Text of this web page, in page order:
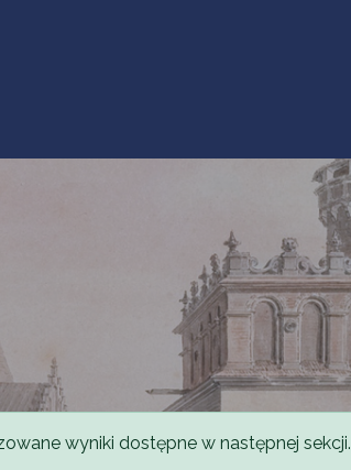
wyniki dostępne w następnej sekcji.